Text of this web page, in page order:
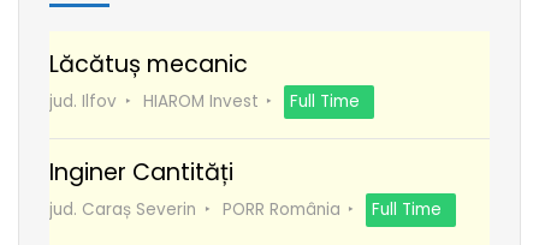
Lăcătuș mecanic
jud. Ilfov HIAROM Invest Full Time
Inginer Cantități
jud. Caraș Severin PORR România Full Time